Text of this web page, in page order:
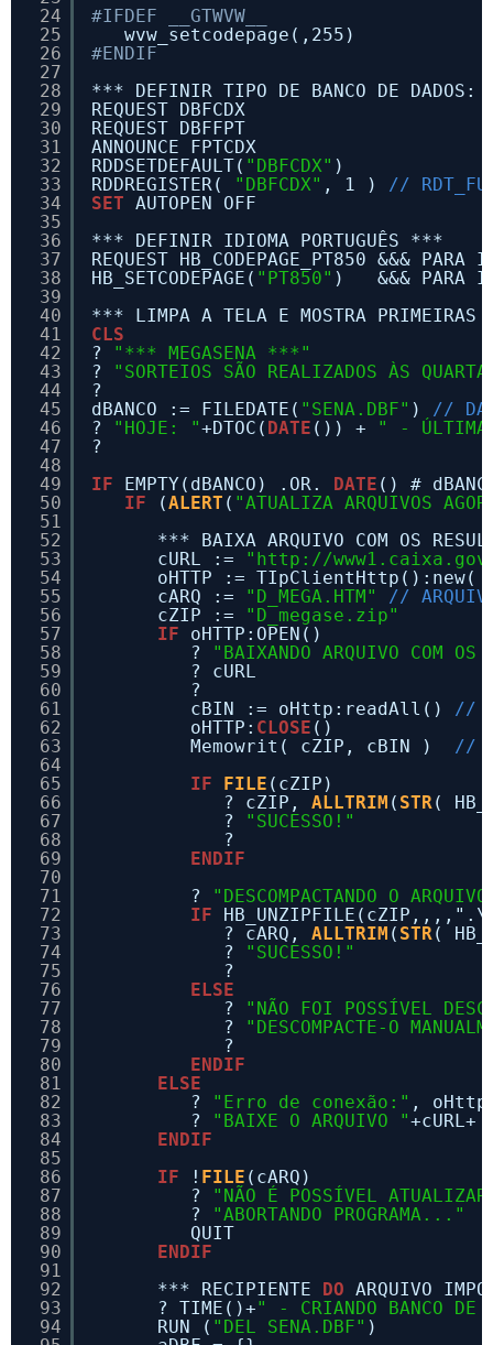
24
25
26
27
28
29
30
31
32
33
34
35
36
37
38
39
40
41
42
43
44
45
46
47
48
49
50
51
52
53
54
55
56
57
58
59
60
61
62
63
64
65
66
67
68
69
70
71
72
73
74
75
76
77
78
79
80
81
82
83
84
85
86
87
88
89
90
91
92
93
94
#IFDEF __GTWVW__
wvw_setcodepage(,255)
#ENDIF
*** DEFINIR TIPO DE BANCO DE
REQUEST DBFCDX
REQUEST DBFFPT
ANNOUNCE FPTCDX
RDDSETDEFAULT( "DBFCDX" )
RDDREGISTER(
"DBFCDX" , 1 ) //
SET AUTOPEN OFF
*** DEFINIR IDIOMA PORTUGUÊS ***
REQUEST HB_CODEPAGE_PT850 &&& PARA
HB_SETCODEPAGE( "PT850" )   &&& PARA
*** LIMPA A TELA E MOSTRA PRIMEIRAS
CLS
?
"*** MEGASENA ***"
?
"SORTEIOS SÃO REALIZADOS ÀS
?
dBANCO := FILEDATE( "SENA.DBF" ) //
?
"HOJE: "+DTOC( DATE ()) +
" - ÚLTIMA
?
IF
EMPTY(dBANCO) .OR. DATE () #
IF
(ALERT ( "ATUALIZA ARQUIVOS
*** BAIXA ARQUIVO COM OS
cURL :=
" http://
oHTTP := TIpClientHttp():new(
cARQ :=
"D_MEGA.HTM"
//
cZIP :=
"D_megase.zip"
IF
oHTTP:OPEN()
?
"BAIXANDO ARQUIVO COM
? cURL
?
cBIN := oHttp:readAll() //
oHTTP: CLOSE ()
Memowrit( cZIP, cBIN ) //
IF
FILE (cZIP)
? cZIP, ALLTRIM ( STR(
?
"SUCESSO!"
?
ENDIF
?
"DESCOMPACTANDO O
IF
? cARQ, ALLTRIM ( STR(
?
"SUCESSO!"
?
ELSE
?
"NÃO FOI POSSÍVEL
?
"DESCOMPACTE-O
?
ENDIF
ELSE
?
"Erro de conexão:" ,
?
"BAIXE O ARQUIVO "+cURL+
ENDIF
IF
! FILE (cARQ)
?
"NÃO É POSSÍVEL
?
"ABORTANDO PROGRAMA..."
QUIT
ENDIF
*** RECIPIENTE DO ARQUIVO
? TIME()+" - CRIANDO BANCO DE
RUN ( "DEL SENA.DBF" )